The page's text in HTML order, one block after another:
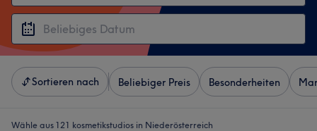
Sortieren nach Beliebiger Preis Besonderheiten
Wähle aus 121 kosmetikstudios in Niederösterreich